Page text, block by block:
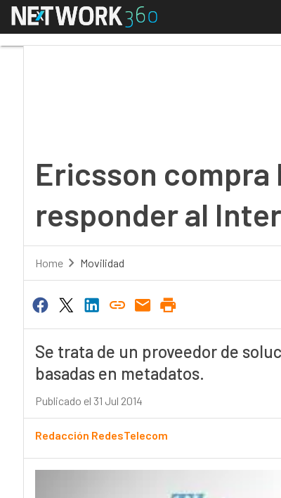
Menú
Ericsson compra
responder al
Home Movilidad
Se trata de un proveedor de
basadas en metadatos.
Publicado el 31 Jul 2014
Redacción RedesTelecom